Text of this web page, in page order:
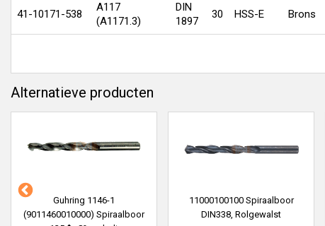
41-10171-538
A117
(A1171.3)
DIN
1897
30 HSS-E Brons
Alternatieve producten
Guhring 1146-1
(9011460010000) Spiraalboor
11000100100 Spiraalboor
DIN338, Rolgewalst